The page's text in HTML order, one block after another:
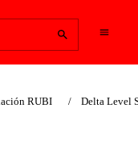
RUBI Delta Level